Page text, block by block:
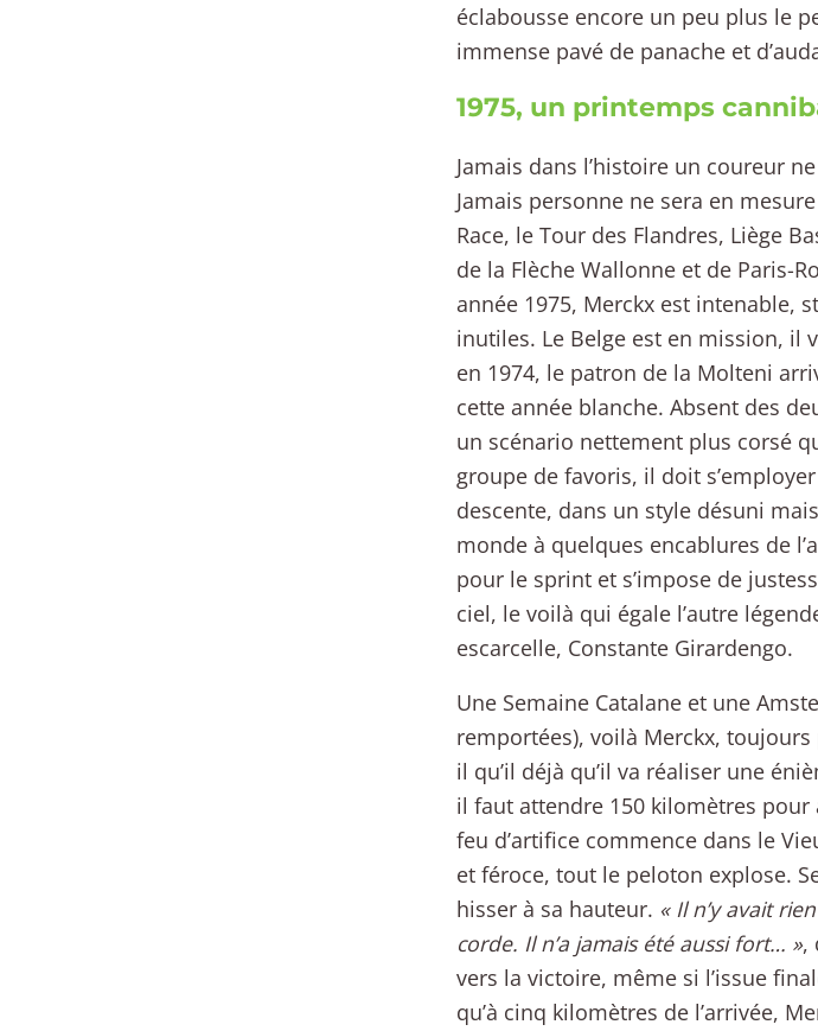
éclabousse encore un peu plus le
immense pavé de panache et
1975, un printemps
Jamais dans l’histoire un coureur
Jamais personne ne sera en
Race, le Tour des Flandres, Liège
de la Flèche Wallonne et de Paris-
année 1975, Merckx est intenable,
inutiles. Le Belge est en mission, il
en 1974, le patron de la Molteni
cette année blanche. Absent des
un scénario nettement plus corsé
groupe de favoris, il doit
descente, dans un style désuni
monde à quelques encablures de
pour le sprint et s’impose de
ciel, le voilà qui égale l’autre
escarcelle, Constante Girardengo.
Une Semaine Catalane et une
remportées), voilà Merckx,
il qu’il déjà qu’il va réaliser une
il faut attendre 150 kilomètres
feu d’artifice commence dans le
et féroce, tout le peloton explose.
hisser à sa hauteur. « Il n’y avait
corde. Il n’a jamais été aussi fort… »,
vers la victoire, même si l’issue
qu’à cinq kilomètres de l’arrivée,